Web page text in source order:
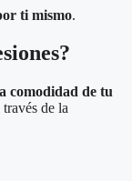
ti mismo.
comodidad de tu
de la